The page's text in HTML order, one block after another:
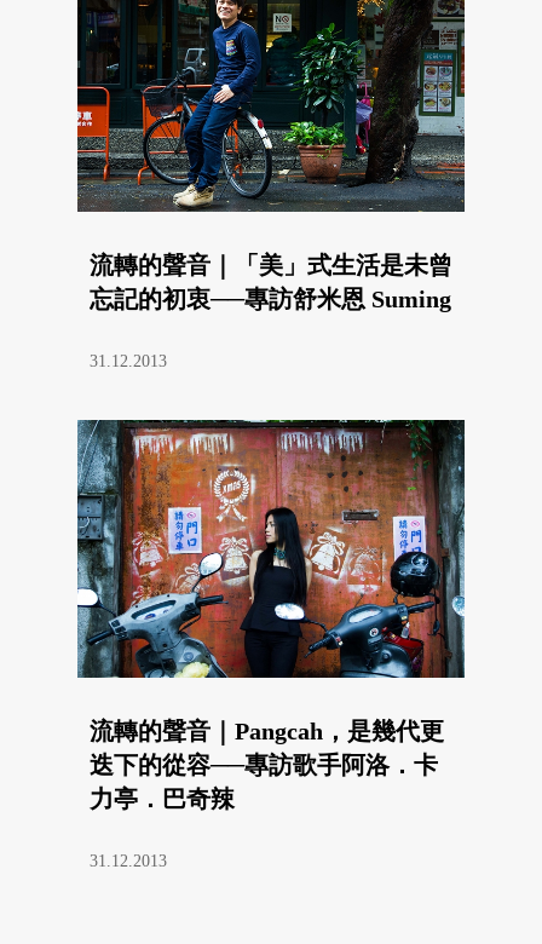
流轉的聲音｜「美」式生活是未曾
忘記的初衷──專訪舒米恩 Suming
31.12.2013
流轉的聲音｜Pangcah，是幾代更
迭下的從容──專訪歌手阿洛．卡
力亭．巴奇辣
31.12.2013